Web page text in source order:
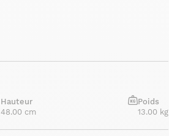
Hauteur
48.00 cm
Poids
13.00 kg